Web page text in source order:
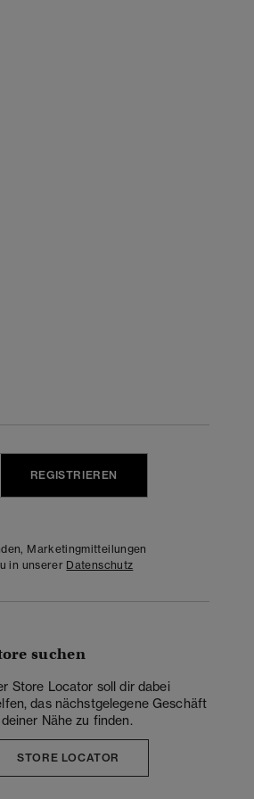
REGISTRIEREN
Marketingmitteilungen
in unserer Datenschutz
suchen
Store Locator soll dir dabei
das nächstgelegene Geschäft
Nähe zu finden.
STORE LOCATOR